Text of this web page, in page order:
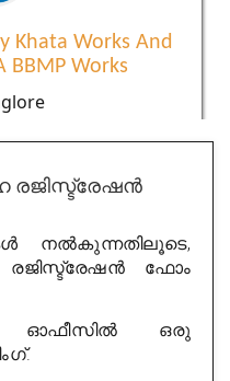
Khata Works And
BBMP Works
years
രജിസ്ട്രേഷൻ
നൽകുന്നതിലൂടെ,
ഫോം
ഓഫീസിൽ ഒരു